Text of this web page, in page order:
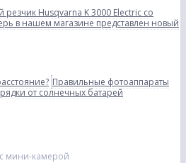
резчик Husqvarna K 3000 Electric со
в нашем магазине представлен новый
Правильные фотоаппараты
от солнечных батарей
с мини-камерой